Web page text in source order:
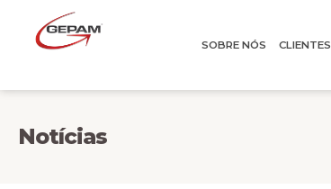
SOBRE NÓS CLIENTES
Notícias